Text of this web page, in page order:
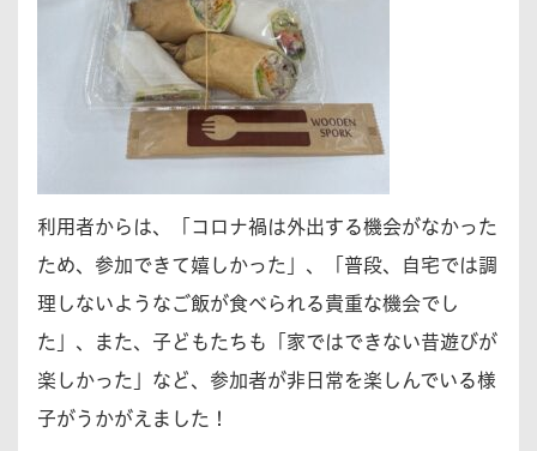
利用者からは、「コロナ禍は外出する機会がなかった
ため、参加できて嬉しかった」、「普段、自宅では調
理しないようなご飯が食べられる貴重な機会でし
た」、また、子どもたちも「家ではできない昔遊びが
楽しかった」など、参加者が非日常を楽しんでいる様
子がうかがえました！